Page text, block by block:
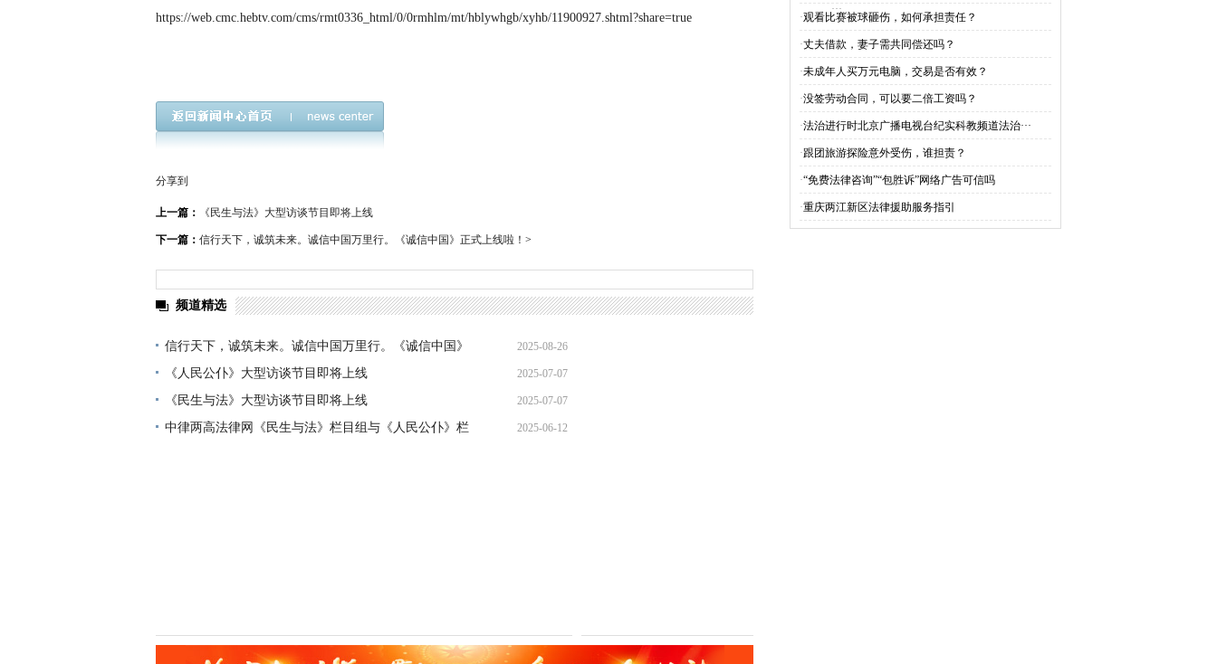
https://web.cmc.hebtv.com/cms/rmt0336_html/0/0rmhlm/mt/hblywhgb/xyhb/11900927.shtml?share=true
分享到
上一篇： 《民生与法》大型访谈节目即将上线
下一篇： 信行天下，诚筑未来。诚信中国万里行。《诚信中国》正式上线啦！ >
频道精选
信行天下，诚筑未来。诚信中国万里行。《诚信中国》
正式上线啦！
2025-08-26
《人民公仆》大型访谈节目即将上线 2025-07-07
《民生与法》大型访谈节目即将上线 2025-07-07
中律两高法律网《民生与法》栏目组与《人民公仆》栏
2025-06-12
···...
·观看比赛被球砸伤，如何承担责任？
·丈夫借款，妻子需共同偿还吗？
·未成年人买万元电脑，交易是否有效？
·没签劳动合同，可以要二倍工资吗？
·法治进行时北京广播电视台纪实科教频道法治···
·跟团旅游探险意外受伤，谁担责？
·“免费法律咨询”“包胜诉”网络广告可信吗
·重庆两江新区法律援助服务指引